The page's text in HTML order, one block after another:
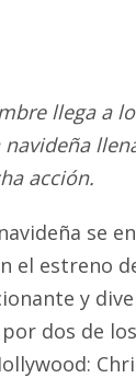
llega a
acción.
se
el estreno
y
dos de